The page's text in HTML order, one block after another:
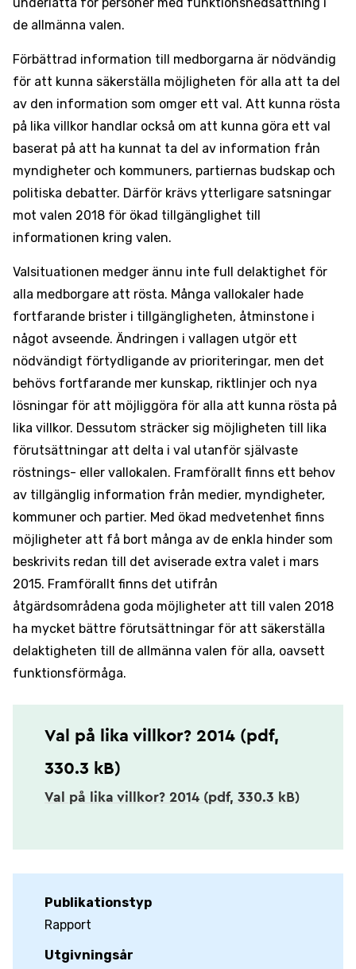
de allmänna valen.
Förbättrad information till medborgarna är nödvändig
för att kunna säkerställa möjligheten för alla att ta del
av den information som omger ett val. Att kunna rösta
på lika villkor handlar också om att kunna göra ett val
baserat på att ha kunnat ta del av information från
myndigheter och kommuners, partiernas budskap och
politiska debatter. Därför krävs ytterligare satsningar
mot valen 2018 för ökad tillgänglighet till
informationen kring valen.
Valsituationen medger ännu inte full delaktighet för
alla medborgare att rösta. Många vallokaler hade
fortfarande brister i tillgängligheten, åtminstone i
något avseende. Ändringen i vallagen utgör ett
nödvändigt förtydligande av prioriteringar, men det
behövs fortfarande mer kunskap, riktlinjer och nya
lösningar för att möjliggöra för alla att kunna rösta på
lika villkor. Dessutom sträcker sig möjligheten till lika
förutsättningar att delta i val utanför självaste
röstnings- eller vallokalen. Framförallt finns ett behov
av tillgänglig information från medier, myndigheter,
kommuner och partier. Med ökad medvetenhet finns
möjligheter att få bort många av de enkla hinder som
beskrivits redan till det aviserade extra valet i mars
2015. Framförallt finns det utifrån
åtgärdsområdena goda möjligheter att till valen 2018
ha mycket bättre förutsättningar för att säkerställa
delaktigheten till de allmänna valen för alla, oavsett
funktionsförmåga.
Val på lika villkor? 2014 (pdf,
330.3 kB)
Val på lika villkor? 2014 (pdf, 330.3 kB)
Publikationstyp
Rapport
Utgivningsår